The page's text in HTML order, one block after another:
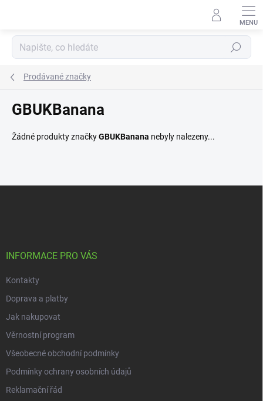
Hledat
Prodávané značky
GBUKBanana
Žádné produkty značkyGBUKBanana nebyly nalezeny...
INFORMACE PRO VÁS
Kontakty
Doprava a platby
Jak nakupovat
Věrnostní program
Všeobecné obchodní podmínky
Podmínky ochrany osobních údajů
Reklamační řád